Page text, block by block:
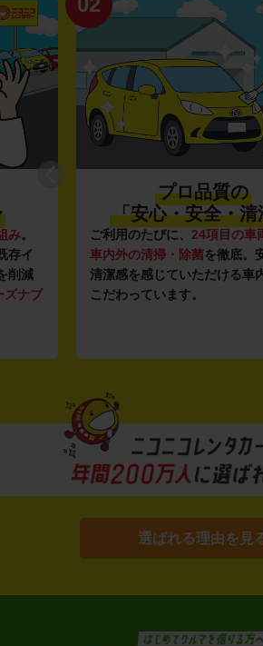
み。
存イ
削減
ズナブ
プロ品質の
「安心・安全・清
ご利用のたびに、 24項目の車
車内外の清掃・除菌を徹底。
清潔感を感じていただける車
こだわっています。
選ばれる理由を見